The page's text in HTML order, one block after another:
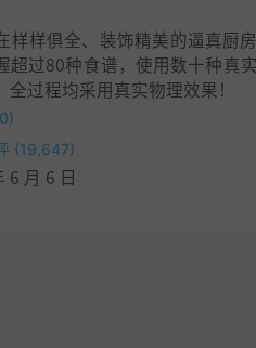
样样俱全、装饰精美的逼真厨
超过80种食谱，使用数十种真实
过程均采用真实物理效果！
(19,647)
6 月 6 日